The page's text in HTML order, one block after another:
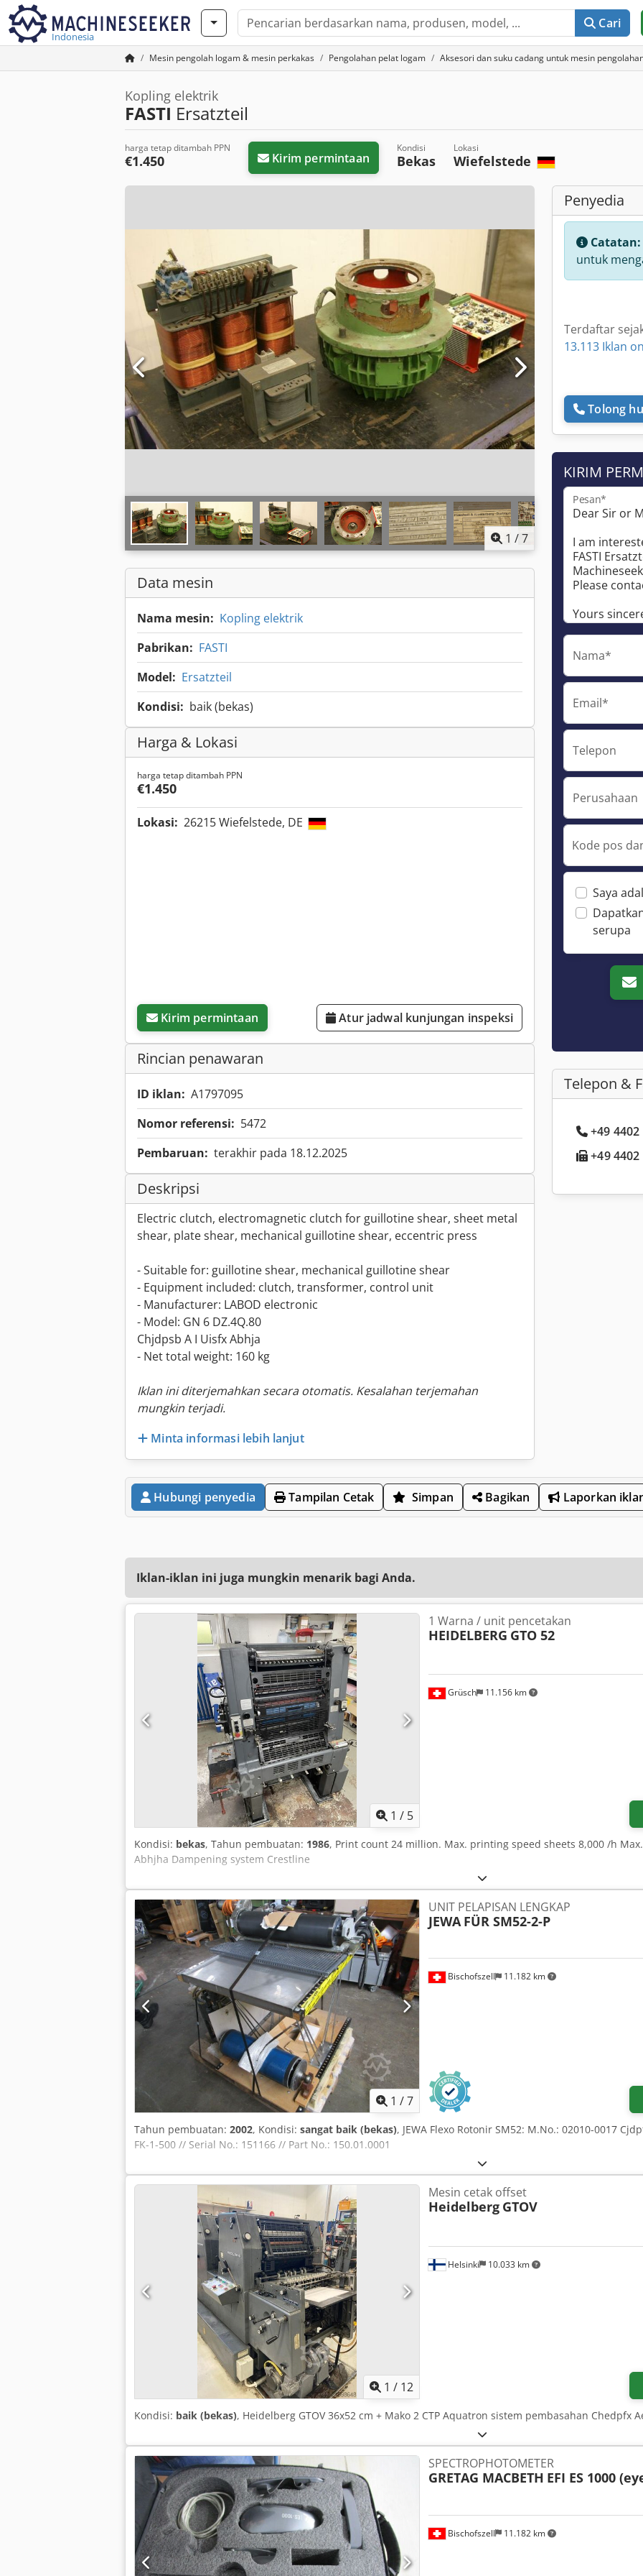
Indonesia
Cari
Mesin pengolah logam & mesin perkakas Pengolahan pelat logam Aksesori dan suku cadang untuk mesin
Kopling elektrik
FASTI Ersatzteil
harga tetap ditambah PPN
€1.450 Kirim permintaan
Kondisi
Bekas
Lokasi
Wiefelstede
1 /7
Data mesin
Nama mesin: Kopling elektrik
Pabrikan: FASTI
Model: Ersatzteil
Kondisi: baik (bekas)
Harga & Lokasi
harga tetap ditambah PPN
€1.450
Lokasi: 26215 Wiefelstede, DE
Kirim permintaan Atur jadwal kunjungan inspeksi
Rincian penawaran
ID iklan: A1797095
Nomor referensi: 5472
Pembaruan: terakhir pada 18.12.2025
Deskripsi
Electric clutch, electromagnetic clutch for guillotine shear, sheet metal
shear, plate shear, mechanical guillotine shear, eccentric press
- Suitable for: guillotine shear, mechanical guillotine shear
- Equipment included: clutch, transformer, control unit
- Manufacturer: LABOD electronic
- Model: GN 6 DZ.4Q.80
Chjdpsb A I Uisfx Abhja
- Net total weight: 160 kg
Iklan ini diterjemahkan secara otomatis. Kesalahan terjemahan
mungkin terjadi.
Minta informasi lebih lanjut
Penyedia
Catatan:
untuk
Terdaftar
13.113 Iklan
Tolong
KIRIM
Pesan*
Nama*
Email*
Telepon
Perusahaan
Kode pos
Saya
serupa
Telepon &
+49
+49
Hubungi penyedia Tampilan Cetak Simpan Bagikan Laporkan
Iklan-iklan ini juga mungkin menarik bagi Anda.
1 / 5
Grüsch 11.156 km
1 Warna / unit pencetakan
HEIDELBERG GTO 52
Kondisi: bekas, Tahun pembuatan: 1986, Print count 24 million. Max. printing speed sheets 8,000 /h
Abhjha Dampening system Crestline
1 /7
Bischofszell 11.182 km
UNIT PELAPISAN LENGKAP
JEWA FÜR SM52-2-P
Tahun pembuatan: 2002, Kondisi: sangat baik (bekas), JEWA Flexo Rotonir SM52: M.No.: 02010-0017
FK-1-500 // Serial No.: 151166 // Part No.: 150.01.0001
1 / 12
Helsinki 10.033 km
Mesin cetak offset
Heidelberg GTOV
Kondisi: baik (bekas), Heidelberg GTOV 36x52 cm + Mako 2 CTP Aquatron sistem pembasahan Chedpfx
Bischofszell 11.182 km
SPECTROPHOTOMETER
GRETAG MACBETH EFI ES 1000